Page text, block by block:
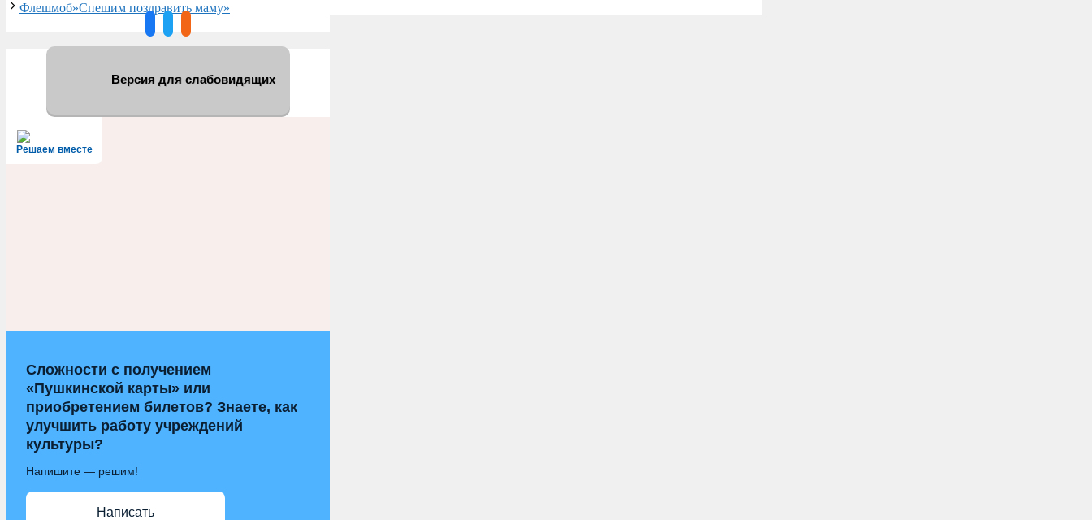
Флешмоб»Спешим поздравить маму»
Версия для слабовидящих
Решаем вместе
Сложности с получением
«Пушкинской карты» или
приобретением билетов? Знаете, как
улучшить работу учреждений
культуры?
Напишите — решим!
Написать